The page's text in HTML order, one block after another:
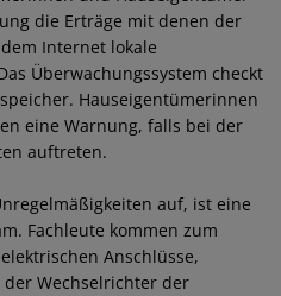
die Erträge mit denen der
Internet lokale
Überwachungssystem checkt
Hauseigentümerinnen
eine Warnung, falls bei der
auftreten.
auf, ist eine
Fachleute kommen zum
Anschlüsse,
der Wechselrichter der